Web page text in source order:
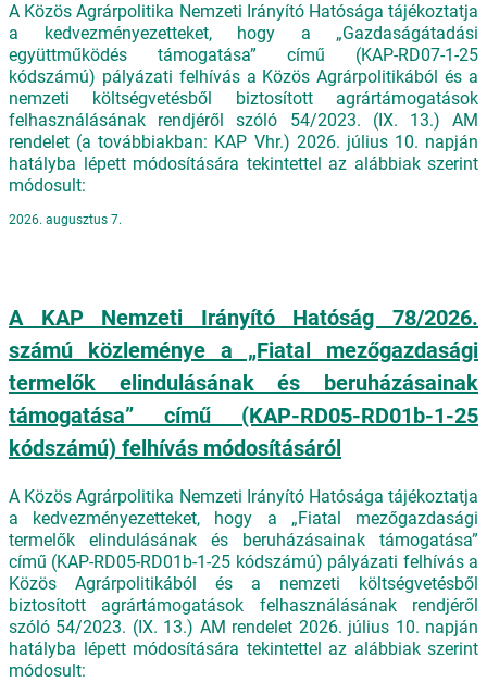
A Közös Agrárpolitika Nemzeti Irányító Hatósága tájékoztatja
a kedvezményezetteket, hogy a „Gazdaságátadási
együttműködés támogatása” című (KAP-RD07-1-25
kódszámú) pályázati felhívás a Közös Agrárpolitikából és a
nemzeti költségvetésből biztosított agrártámogatások
felhasználásának rendjéről szóló 54/2023. (IX. 13.) AM
rendelet (a továbbiakban: KAP Vhr.) 2026. július 10. napján
hatályba lépett módosítására tekintettel az alábbiak szerint
módosult:
2026. augusztus 7.
A KAP Nemzeti Irányító Hatóság 78/2026.
számú közleménye a „Fiatal mezőgazdasági
termelők elindulásának és beruházásainak
támogatása” című (KAP-RD05-RD01b-1-25
kódszámú) felhívás módosításáról
A Közös Agrárpolitika Nemzeti Irányító Hatósága tájékoztatja
a kedvezményezetteket, hogy a „Fiatal mezőgazdasági
termelők elindulásának és beruházásainak támogatása”
című (KAP-RD05-RD01b-1-25 kódszámú) pályázati felhívás a
Közös Agrárpolitikából és a nemzeti költségvetésből
biztosított agrártámogatások felhasználásának rendjéről
szóló 54/2023. (IX. 13.) AM rendelet 2026. július 10. napján
hatályba lépett módosítására tekintettel az alábbiak szerint
módosult: